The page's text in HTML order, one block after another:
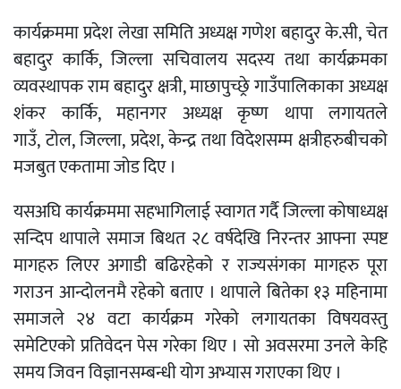
कार्यक्रममा प्रदेश लेखा समिति अध्यक्ष गणेश बहादुर के.सी, चेत
बहादुर कार्कि, जिल्ला सचिवालय सदस्य तथा कार्यक्रमका
व्यवस्थापक राम बहादुर क्षत्री, माछापुच्छ्रे गाउँपालिकाका अध्यक्ष
शंकर कार्कि, महानगर अध्यक्ष कृष्ण थापा लगायतले
गाउँ, टोल, जिल्ला, प्रदेश, केन्द्र तथा विदेशसम्म क्षत्रीहरुबीचको
मजबुत एकतामा जोड दिए ।
यसअघि कार्यक्रममा सहभागिलाई स्वागत गर्दै जिल्ला कोषाध्यक्ष
सन्दिप थापाले समाज बिथत २८ वर्षदेखि निरन्तर आफ्ना स्पष्ट
मागहरु लिएर अगाडी बढिरहेको र राज्यसंगका मागहरु पूरा
गराउन आन्दोलनमै रहेको बताए । थापाले बितेका १३ महिनामा
समाजले २४ वटा कार्यक्रम गरेको लगायतका विषयवस्तु
समेटिएको प्रतिवेदन पेस गरेका थिए । सो अवसरमा उनले केहि
समय जिवन विज्ञानसम्बन्धी योग अभ्यास गराएका थिए ।